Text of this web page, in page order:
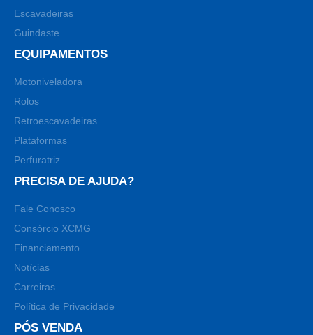
Escavadeiras
Guindaste
EQUIPAMENTOS
Motoniveladora
Rolos
Retroescavadeiras
Plataformas
Perfuratriz
PRECISA DE AJUDA?
Fale Conosco
Consórcio XCMG
Financiamento
Notícias
Carreiras
Política de Privacidade
PÓS VENDA